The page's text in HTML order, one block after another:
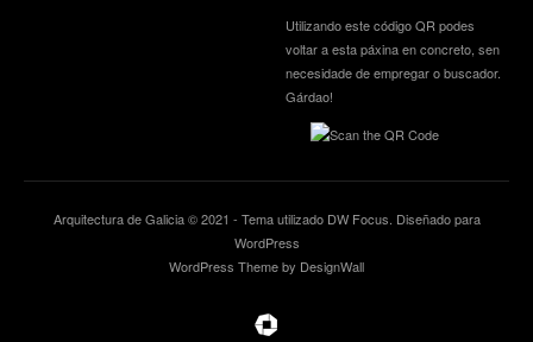
Utilizando este código QR podes
voltar a esta páxina en concreto, sen
necesidade de empregar o buscador.
Gárdao!
Arquitectura de Galicia © 2021 - Tema utilizado DW Focus. Diseñado para
WordPress
WordPress Theme by DesignWall